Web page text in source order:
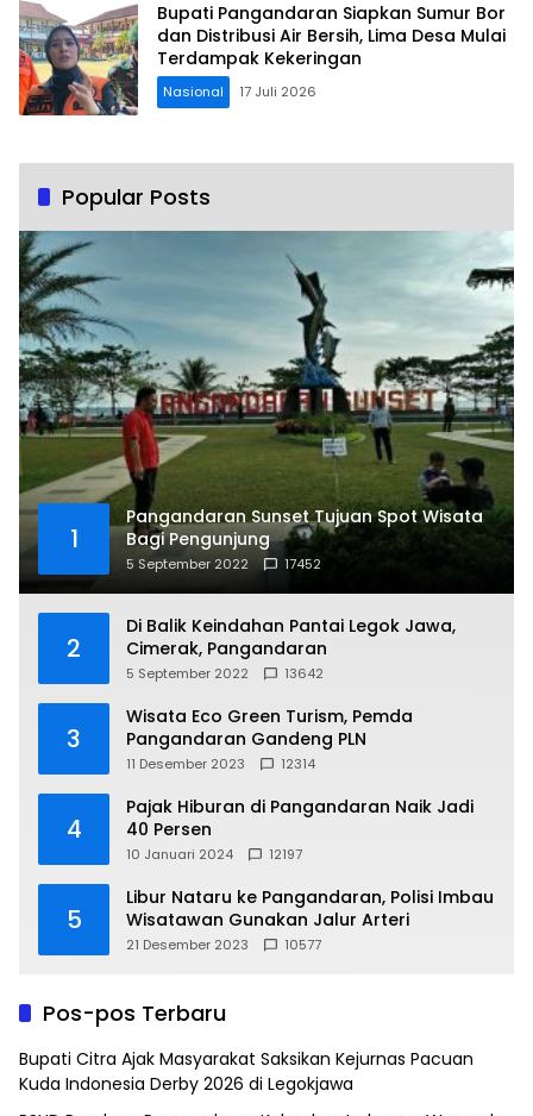
Bupati Pangandaran Siapkan Sumur Bor
dan Distribusi Air Bersih, Lima Desa Mulai
Terdampak Kekeringan
Nasional 17 Juli 2026
Popular Posts
1
Pangandaran Sunset Tujuan Spot Wisata
Bagi Pengunjung
5 September 2022 17452
2
Di Balik Keindahan Pantai Legok Jawa,
Cimerak, Pangandaran
5 September 2022 13642
3
Wisata Eco Green Turism, Pemda
Pangandaran Gandeng PLN
11 Desember 2023 12314
4
Pajak Hiburan di Pangandaran Naik Jadi
40 Persen
10 Januari 2024 12197
5
Libur Nataru ke Pangandaran, Polisi Imbau
Wisatawan Gunakan Jalur Arteri
21 Desember 2023 10577
Pos-pos Terbaru
Bupati Citra Ajak Masyarakat Saksikan Kejurnas Pacuan
Kuda Indonesia Derby 2026 di Legokjawa